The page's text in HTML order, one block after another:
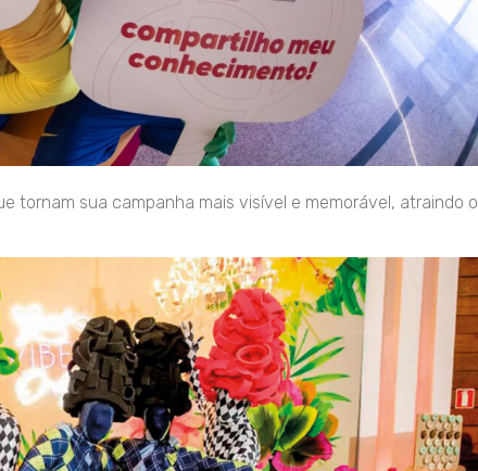
tornam sua campanha mais visível e memorável, atraindo o